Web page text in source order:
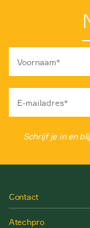
Schrijf je in en
Contact
Atechpro